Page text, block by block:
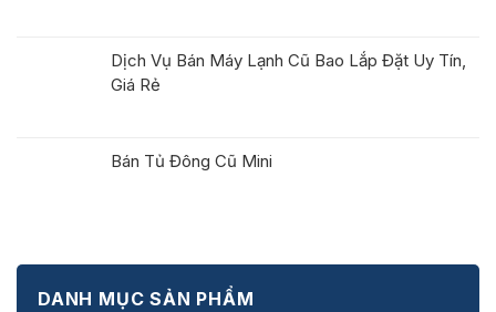
Dịch Vụ Bán Máy Lạnh Cũ Bao Lắp Đặt Uy Tín,
Giá Rẻ
Bán Tủ Đông Cũ Mini
DANH MỤC SẢN PHẨM